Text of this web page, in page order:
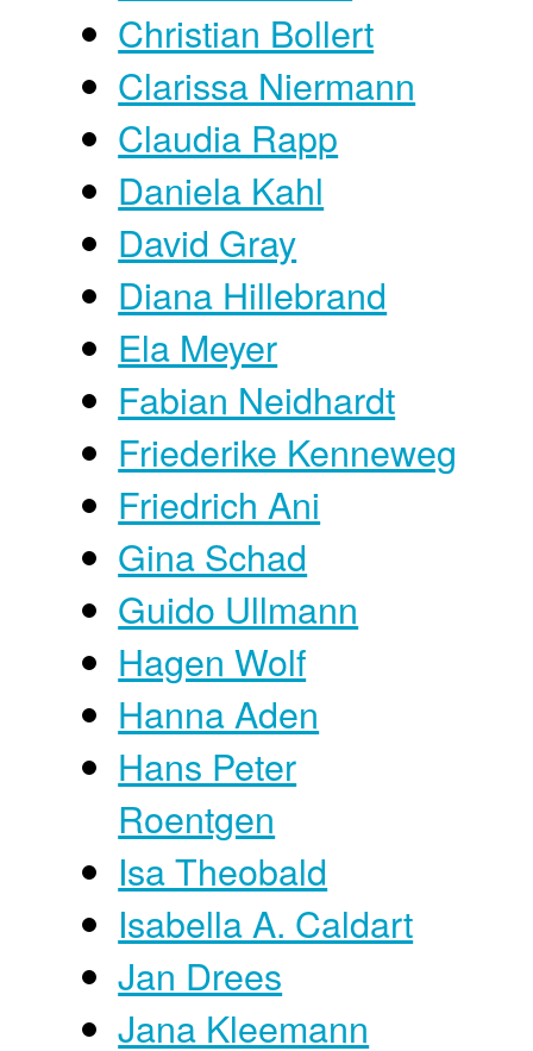
Christian Bollert
Clarissa Niermann
Claudia Rapp
Daniela Kahl
David Gray
Diana Hillebrand
Ela Meyer
Fabian Neidhardt
Friederike Kenneweg
Friedrich Ani
Gina Schad
Guido Ullmann
Hagen Wolf
Hanna Aden
Hans Peter
Roentgen
Isa Theobald
Isabella A. Caldart
Jan Drees
Jana Kleemann